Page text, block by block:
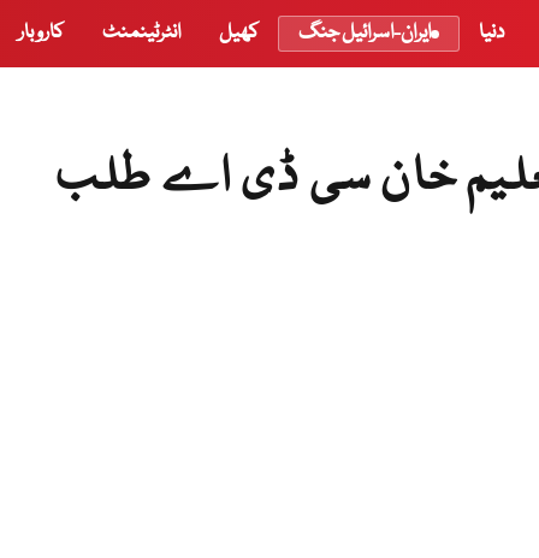
دنیا ایران-اسرائیل جنگ کھیل انٹرٹینمنٹ کاروبار
خان سی ڈی اے طلب